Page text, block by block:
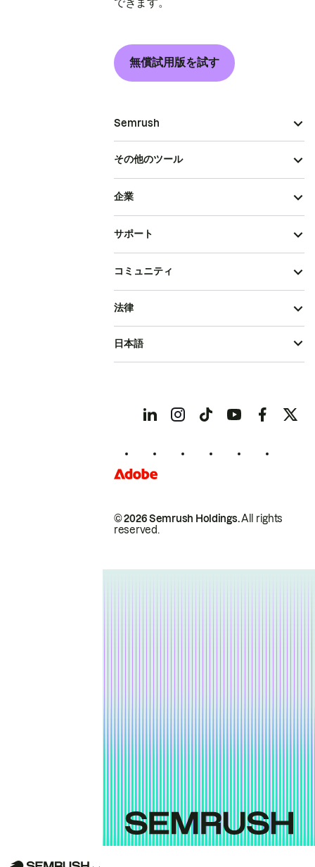
無償試用版を試す
Semrush
その他のツール
企業
サポート
コミュニティ
© 2026 Semrush Holdings.All rights
reserved.
法律
日本語